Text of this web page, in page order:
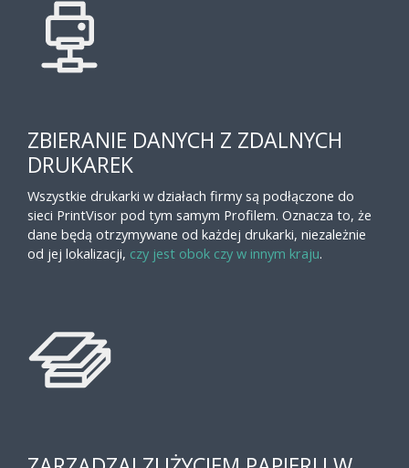
ZBIERANIE DANYCH Z ZDALNYCH
DRUKAREK
Wszystkie drukarki w działach firmy są podłączone do
sieci PrintVisor pod tym samym Profilem. Oznacza to, że
dane będą otrzymywane od każdej drukarki, niezależnie
od jej lokalizacji, czy jest obok czy w innym kraju.